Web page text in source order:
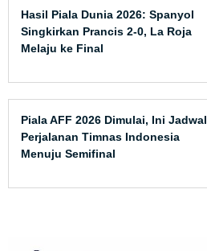
Hasil Piala Dunia 2026: Spanyol
Singkirkan Prancis 2-0, La Roja
Melaju ke Final
Piala AFF 2026 Dimulai, Ini Jadwal
Perjalanan Timnas Indonesia
Menuju Semifinal